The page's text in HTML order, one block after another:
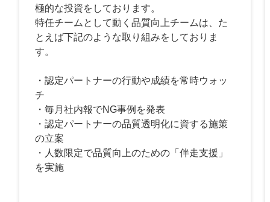
極的な投資をしております。
特任チームとして動く品質向上チームは、た
とえば下記のような取り組みをしておりま
す。
・認定パートナーの行動や成績を常時ウォッ
チ
・毎月社内報でNG事例を発表
・認定パートナーの品質透明化に資する施策
の立案
・人数限定で品質向上のための「伴走支援」
を実施